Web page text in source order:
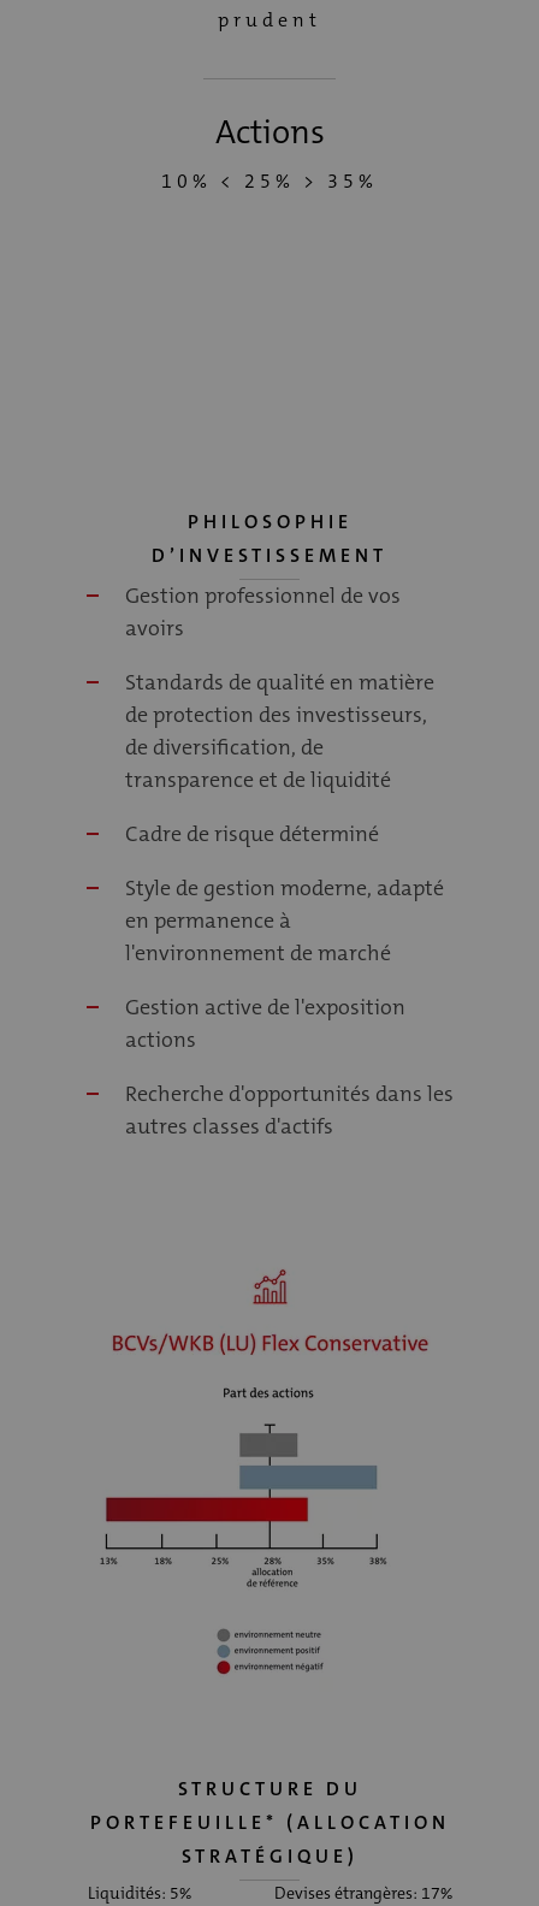
prudent
Actions
10% < 25% > 35%
PHILOSOPHIE
D’INVESTISSEMENT
Gestion professionnel de vos
avoirs
Standards de qualité en matière
de protection des investisseurs,
de diversification, de
transparence et de liquidité
Cadre de risque déterminé
Style de gestion moderne, adapté
en permanence à
l'environnement de marché
Gestion active de l'exposition
actions
Recherche d'opportunités dans les
autres classes d'actifs
STRUCTURE DU
PORTEFEUILLE* (ALLOCATION
STRATÉGIQUE)
Liquidités: 5% Devises étrangères: 17%